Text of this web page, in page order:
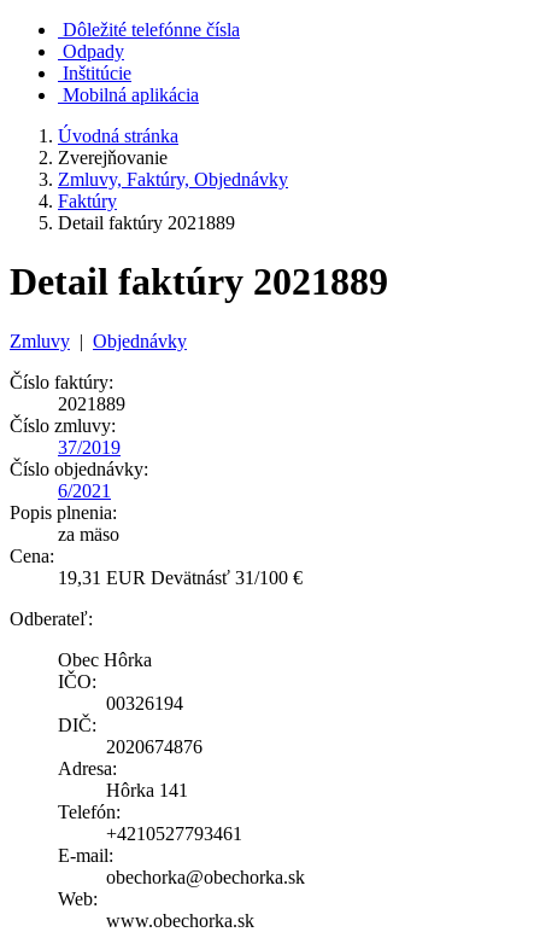
Dôležité telefónne čísla
Odpady
Inštitúcie
Mobilná aplikácia
Úvodná stránka
Zverejňovanie
Zmluvy, Faktúry, Objednávky
Faktúry
Detail faktúry 2021889
Detail faktúry 2021889
Zmluvy | Objednávky
Číslo faktúry:
2021889
Číslo zmluvy:
37/2019
Číslo objednávky:
6/2021
Popis plnenia:
za mäso
Cena:
19,31 EUR Devätnásť 31/100 €
Odberateľ:
Obec Hôrka
IČO:
00326194
DIČ:
2020674876
Adresa:
Hôrka 141
Telefón:
+4210527793461
E-mail:
obechorka@obechorka.sk
Web:
www.obechorka.sk